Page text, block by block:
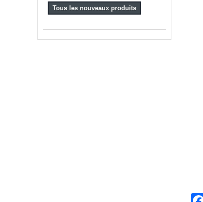
Tous les nouveaux produits